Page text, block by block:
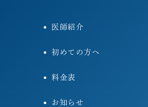
医師紹介
初めての方へ
料金表
お知らせ